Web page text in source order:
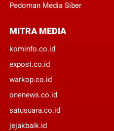
Pedoman Media Siber
MITRA MEDIA
kominfo.co.id
expost.co.id
warkop.co.id
onenews.co.id
satusuara.co.id
jejakbaik.id